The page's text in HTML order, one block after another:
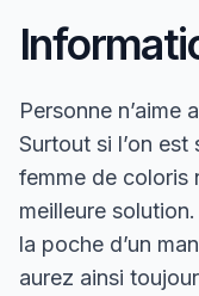
Personne n’aime
Surtout si l’on
femme de coloris
meilleure
la poche d’un
aurez ainsi